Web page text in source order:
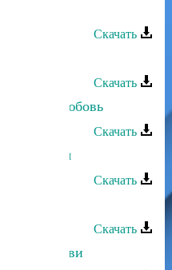
Скачать
Скачать
деть любовь
Скачать
меня
Скачать
Скачать
любви